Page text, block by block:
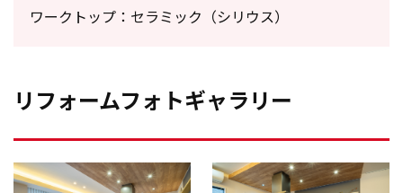
ワークトップ：セラミック（シリウス）
リフォームフォトギャラリー